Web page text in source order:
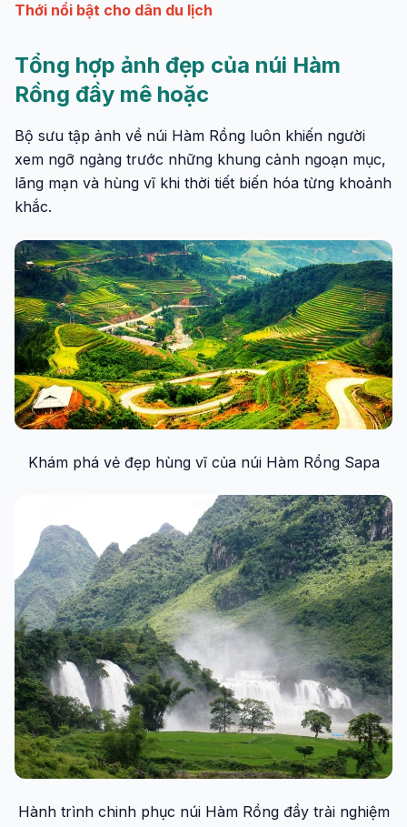
Thới nổi bật cho dân du lịch
Tổng hợp ảnh đẹp của núi Hàm
Rồng đầy mê hoặc
Bộ sưu tập ảnh về núi Hàm Rồng luôn khiến người
xem ngỡ ngàng trước những khung cảnh ngoạn mục,
lãng mạn và hùng vĩ khi thời tiết biến hóa từng khoảnh
khắc.
Khám phá vẻ đẹp hùng vĩ của núi Hàm Rồng Sapa
Hành trình chinh phục núi Hàm Rồng đầy trải nghiệm